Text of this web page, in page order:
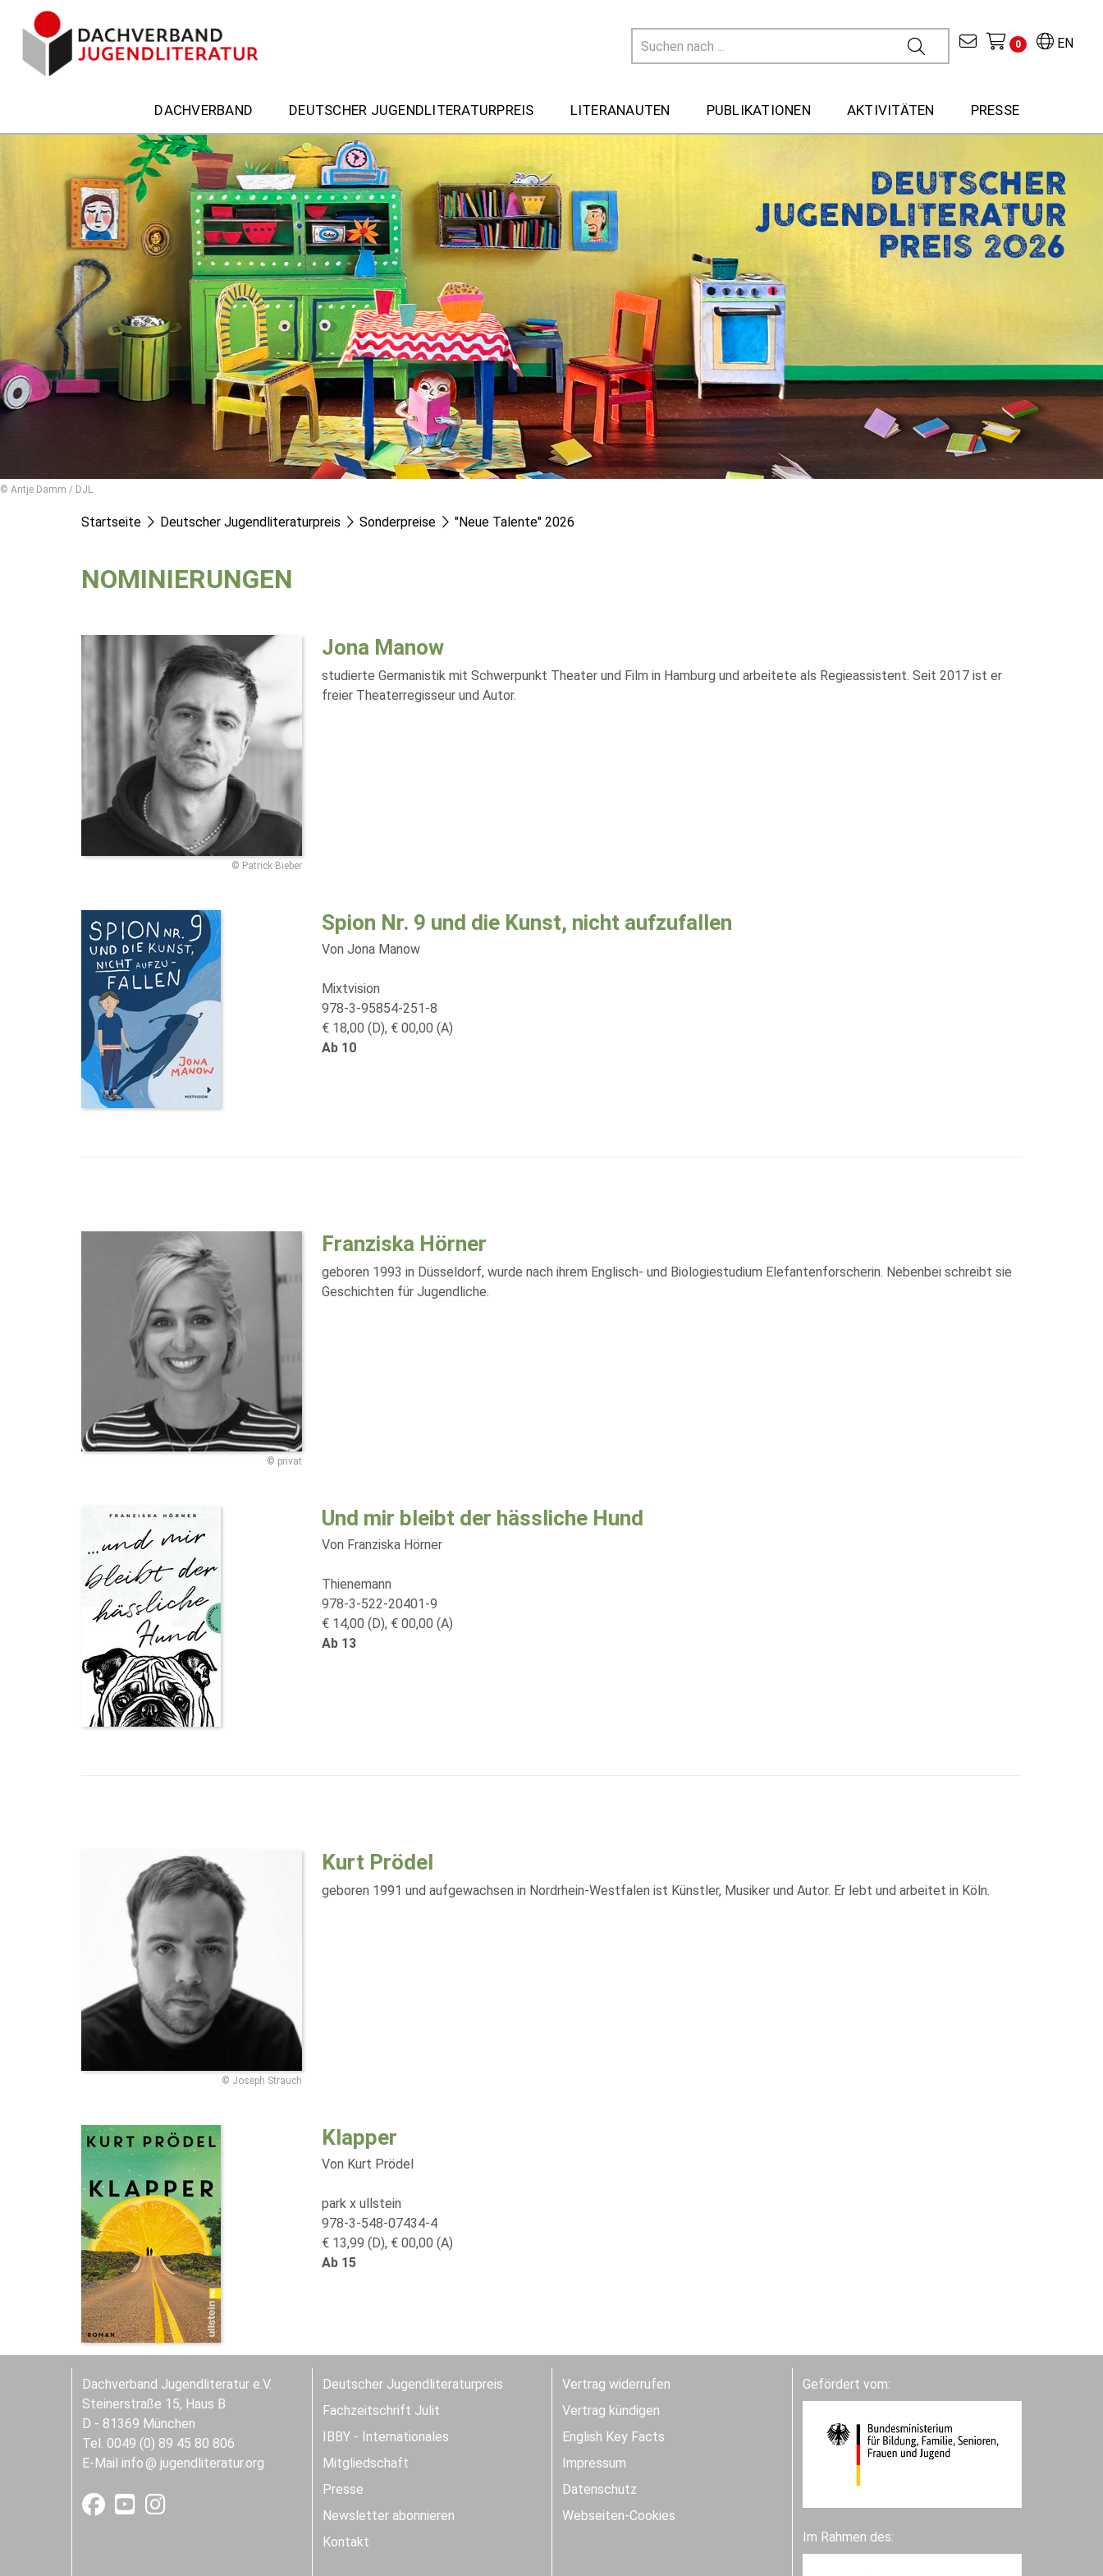
EN
0
DACHVERBAND DEUTSCHER JUGENDLITERATURPREIS LITERANAUTEN PUBLIKATIONEN AKTIVITÄTEN PRESSE
© Antje Damm / DJL
Startseite Deutscher Jugendliteraturpreis Sonderpreise "Neue Talente" 2026
NOMINIERUNGEN
© Patrick Bieber
Jona Manow
studierte Germanistik mit Schwerpunkt Theater und Film in Hamburg und arbeitete als Regieassistent. Seit 2017 ist er
freier Theaterregisseur und Autor.
Spion Nr. 9 und die Kunst, nicht aufzufallen
Von Jona Manow
Mixtvision
978-3-95854-251-8
€ 18,00 (D), € 00,00 (A)
Ab 10
© privat
Franziska Hörner
geboren 1993 in Düsseldorf, wurde nach ihrem Englisch- und Biologiestudium Elefantenforscherin. Nebenbei schreibt sie
Geschichten für Jugendliche.
Und mir bleibt der hässliche Hund
Von Franziska Hörner
Thienemann
978-3-522-20401-9
€ 14,00 (D), € 00,00 (A)
Ab 13
© Joseph Strauch
Kurt Prödel
geboren 1991 und aufgewachsen in Nordrhein-Westfalen ist Künstler, Musiker und Autor. Er lebt und arbeitet in Köln.
Klapper
Von Kurt Prödel
park x ullstein
978-3-548-07434-4
€ 13,99 (D), € 00,00 (A)
Ab 15
Dachverband Jugendliteratur e.V.
Steinerstraße 15, Haus B
D - 81369 München
Tel. 0049 (0) 89 45 80 806
E-Mail info jugendliteratur.org
Deutscher Jugendliteraturpreis
Fachzeitschrift Julit
IBBY - Internationales
Mitgliedschaft
Presse
Newsletter abonnieren
Kontakt
Vertrag widerrufen
Vertrag kündigen
English Key Facts
Impressum
Datenschutz
Webseiten-Cookies
Gefördert vom:
Im Rahmen des: